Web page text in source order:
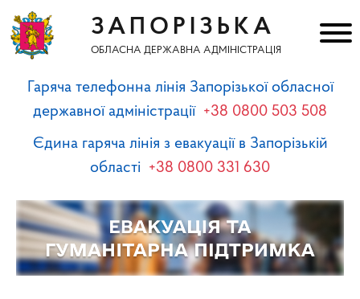
ЗАПОРІЗЬКА
ОБЛАСНА ДЕРЖАВНА АДМІНІСТРАЦІЯ
Гаряча телефонна лінія Запорізької обласної
державної адміністрації +38 0800 503 508
Єдина гаряча лінія з евакуації в Запорізькій
області +38 0800 331 630